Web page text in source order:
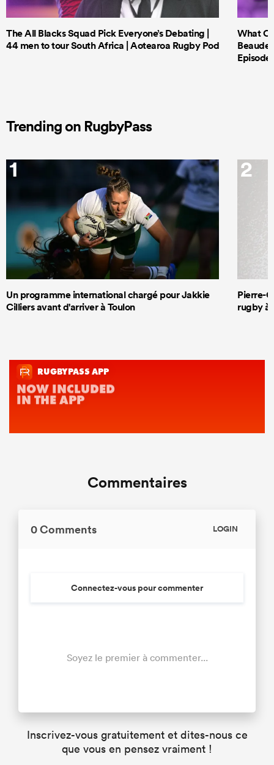
The All Blacks Squad Pick Everyone’s Debating |
44 men to tour South Africa | Aotearoa Rugby Pod
What
Episode
Trending on RugbyPass
1
Un programme international chargé pour Jakkie
Cilliers avant d'arriver à Toulon
2
Pierre-
rugby à
Commentaires
0 Comments LOGIN
Connectez-vous pour commenter
Soyez le premier à commenter...
Inscrivez-vous gratuitement et dites-nous ce
que vous en pensez vraiment !